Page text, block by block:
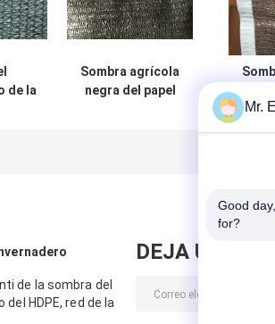
de la
Sombra agrícola
negra del papel
pesca
de la sombra del
HDPE, red de la
DEJA UN
Mr.
Good
for?